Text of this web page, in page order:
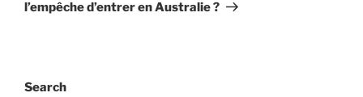
l’empêche d’entrer en Australie ?
Search